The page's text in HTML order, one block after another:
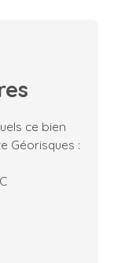
ce bien
Géorisques :